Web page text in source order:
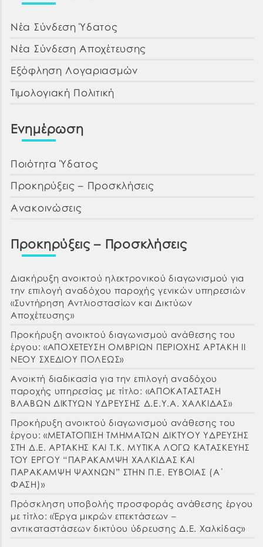
Νέα Σύνδεση Ύδατος
Νέα Σύνδεση Αποχέτευσης
Εξόφληση Λογαριασμών
Τιμολογιακή Πολιτική
Ενημέρωση
Ποιότητα Ύδατος
Προκηρύξεις – Προσκλήσεις
Ανακοινώσεις
Προκηρύξεις – Προσκλήσεις
Διακήρυξη ανοικτού ηλεκτρονικού διαγωνισμού για
την επιλογή αναδόχου παροχής γενικών υπηρεσιών
«Συντήρηση Αντλιοστασίων και Δικτύων
Αποχέτευσης»
Προκήρυξη ανοικτού διαγωνισμού ανάθεσης του
έργου: «ΑΠΟΧΕΤΕΥΣΗ ΟΜΒΡΙΩΝ ΠΕΡΙΟΧΗΣ ΑΡΤΑΚΗ ΙΙ
ΝΕΟΥ ΣΧΕΔΙΟΥ ΠΟΛΕΩΣ»
Ανοικτή διαδικασία για την επιλογή αναδόχου
παροχής υπηρεσίας με τίτλο: «ΑΠΟΚΑΤΑΣΤΑΣΗ
ΒΛΑΒΩΝ ΔΙΚΤΥΩΝ ΥΔΡΕΥΣΗΣ Δ.Ε.Υ.Α. ΧΑΛΚΙΔΑΣ»
Προκήρυξη ανοικτού διαγωνισμού ανάθεσης του
έργου: «ΜΕΤΑΤΟΠΙΣΗ ΤΜΗΜΑΤΩΝ ΔΙΚΤΥΟΥ ΥΔΡΕΥΣΗΣ
ΣΤΗ Δ.Ε. ΑΡΤΑΚΗΣ ΚΑΙ Τ.Κ. ΜΥΤΙΚΑ ΛΟΓΩ ΚΑΤΑΣΚΕΥΗΣ
ΤΟΥ ΕΡΓΟΥ “ΠΑΡΑΚΑΜΨΗ ΧΑΛΚΙΔΑΣ ΚΑΙ
ΠΑΡΑΚΑΜΨΗ ΨΑΧΝΩΝ” ΣΤΗΝ Π.Ε. ΕΥΒΟΙΑΣ (Α΄
ΦΑΣΗ)»
Πρόσκληση υποβολής προσφοράς ανάθεσης έργου
με τίτλο: «Έργα μικρών επεκτάσεων –
αντικαταστάσεων δικτύου ύδρευσης Δ.Ε. Χαλκίδας»